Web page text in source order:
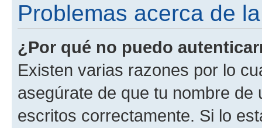
Problemas acerca de
¿Por qué no puedo
Existen varias razones por lo
asegúrate de que tu nombre
escritos correctamente. Si lo